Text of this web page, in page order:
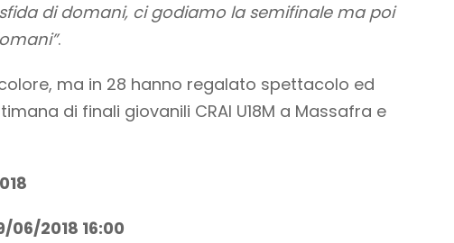
di domani, ci godiamo la semifinale ma poi
.
ma in 28 hanno regalato spettacolo ed
di finali giovanili CRAI U18M a Massafra e
06/2018 16:00